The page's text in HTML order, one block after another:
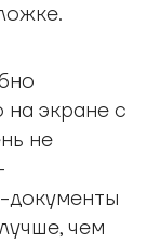
на экране с
не
документы
чем